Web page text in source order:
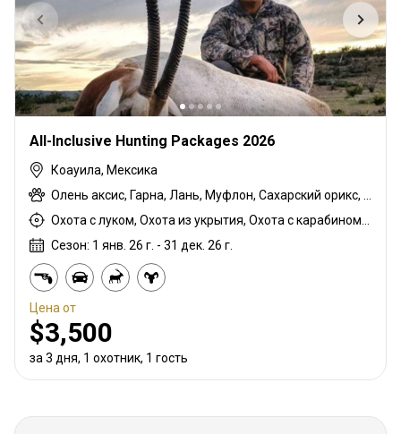
All-Inclusive Hunting Packages 2026
Коауила, Мексика
Сезон: 1 янв. 26 г. - 31 дек. 26 г.
Цена от
$3,500
за 3 дня, 1 охотник, 1 гость